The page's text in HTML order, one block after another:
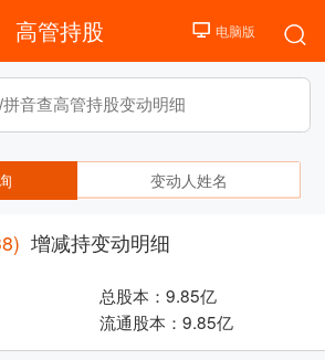
高管持股
变动人姓名
增减持变动明细
总股本： 9.85亿
流通股本： 9.85亿